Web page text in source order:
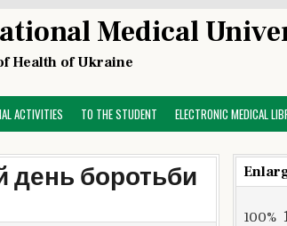
Medical
Health of Ukraine
ACTIVITIES TO THE STUDENT ELECTRONIC MEDICAL
день боротьби
100%